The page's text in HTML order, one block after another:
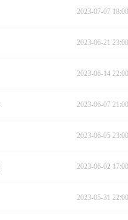
2023-07-07
2023-06-21
2023-06-14
2023-06-07
2023-06-05
2023-06-02
2023-05-31